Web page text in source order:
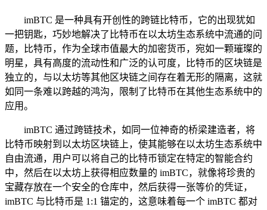
imBTC 是一种具有开创性的跨链比特币，它的出现犹如
一把钥匙，巧妙地解决了比特币在以太坊生态系统中流通的问
题，比特币，作为全球市值最大的加密货币，宛如一颗璀璨的
明星，具有高度的流动性和广泛的认可度，比特币的区块链是
独立的，与以太坊等其他区块链之间存在着无形的隔离，这就
如同一条难以跨越的鸿沟，限制了比特币在其他生态系统中的
应用。
imBTC 通过跨链技术，如同一位神奇的桥梁建造者，将
比特币映射到以太坊区块链上，使其能够在以太坊生态系统中
自由流通，用户可以将自己的比特币锁定在特定的智能合约
中，然后在以太坊上获得相应数量的 imBTC，就像将珍贵的
宝藏存放在一个安全的仓库中，然后获得一张等价的凭证，
imBTC 与比特币是 1:1 锚定的，这意味着每一个 imBTC 都对